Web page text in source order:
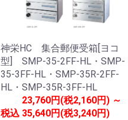
神栄HC 集合郵便受箱[ヨコ
型] SMP-35-2FF-HL・SMP-
35-3FF-HL・SMP-35R-2FF-
HL・SMP-35R-3FF-HL
税込
23,760円(税2,160円) ～
35,640円(税3,240円)